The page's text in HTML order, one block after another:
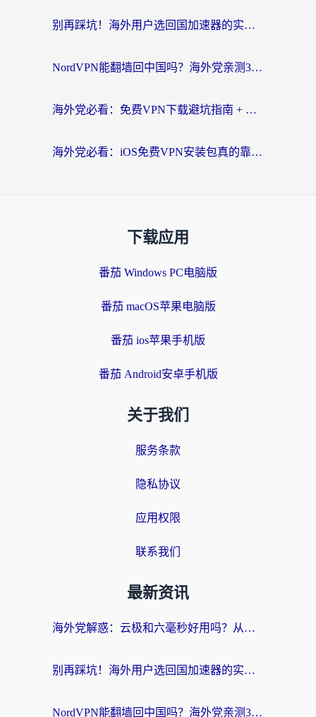
别再踩坑！海外用户选回国加速器的实用技巧：Steam加速、VPN对比全解析
NordVPN能翻墙回中国吗？海外党亲测3款回国加速器，教你选对不踩坑
海外党必看：免费VPN下载避坑指南 + 无缝访问国内资源的正确打开方式
海外党必看：iOS免费VPN安装包真的靠谱吗？教你选对回国加速器无缝刷国内资源
下载应用
番茄 Windows PC电脑版
番茄 macOS苹果电脑版
番茄 ios苹果手机版
番茄 Android安卓手机版
关于我们
服务条款
隐私协议
应用权限
联系我们
最新资讯
海外党解惑：云极和六毫秒好用吗？从实测到选择，一篇搞定回国加速
别再踩坑！海外用户选回国加速器的实用技巧：Steam加速、VPN对比全解析
NordVPN能翻墙回中国吗？海外党亲测3款回国加速器，教你选对不踩坑